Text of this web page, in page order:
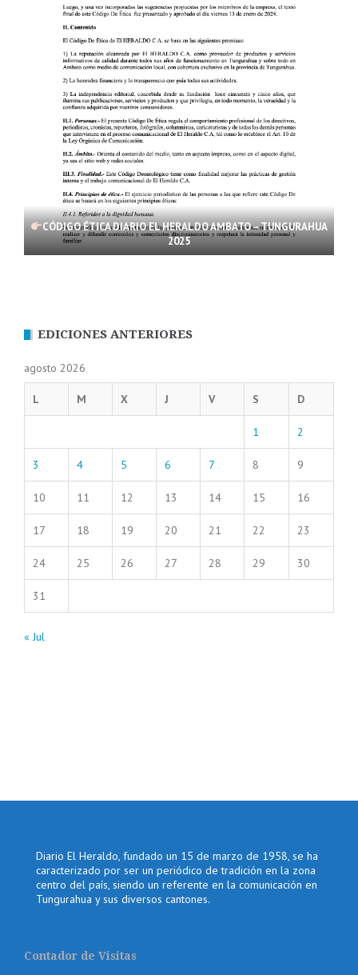
CÓDIGO ÉTICA DIARIO EL HERALDO AMBATO – TUNGURAHUA
2025
EDICIONES ANTERIORES
agosto 2026
L M X J V S D
1 2
3 4 5 6 7 8 9
10 11 12 13 14 15 16
17 18 19 20 21 22 23
24 25 26 27 28 29 30
31
« Jul
Diario El Heraldo, fundado un 15 de marzo de 1958, se ha
caracterizado por ser un periódico de tradición en la zona
centro del país, siendo un referente en la comunicación en
Tungurahua y sus diversos cantones.
Contador de Visitas